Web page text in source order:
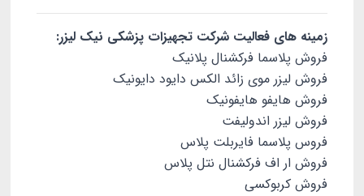
زمینه های فعالیت شرکت تجهیزات پزشکی نیک لیزر:
فروش پلاسما فرکشنال پلانیک
فروش لیزر موی زائد الکس دایود دایونیک
فروش هایفو هایفونیک
فروش لیزر اندولیفت
فروس پلاسما فایربلت پلاس
فروش ار اف فرکشنال نتل پلاس
فروش کربوکسی